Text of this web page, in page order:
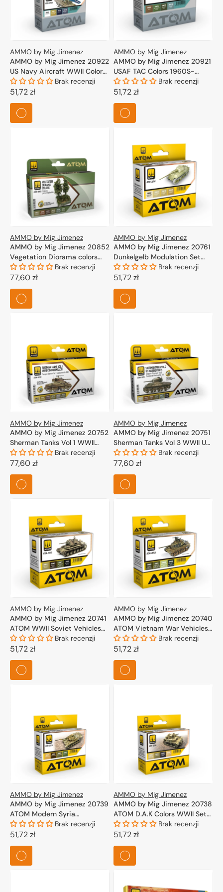
AMMO by Mig Jimenez
AMMO by Mig Jimenez 20922
US Navy Aircraft WWII Colors
Set 4x20ml
Brak recenzji
Cena
regularna
51,72 zł
AMMO by Mig Jimenez
AMMO by Mig Jimenez 20921
USAF TAC Colors 1960S-
1970S (also Vietnam Era) Set
4x20ml
Brak recenzji
Cena
regularna
51,72 zł
AMMO by Mig Jimenez
AMMO by Mig Jimenez 20852
Vegetation Diorama colors
Set 6x20ml
Brak recenzji
Cena
regularna
77,60 zł
AMMO by Mig Jimenez
AMMO by Mig Jimenez 20761
Dunkelgelb Modulation Set
4x20ml
Brak recenzji
Cena
regularna
51,72 zł
AMMO by Mig Jimenez
AMMO by Mig Jimenez 20752
Sherman Tanks Vol 1 WWII
Commonwealth Set 6x20ml
Brak recenzji
Cena
regularna
77,60 zł
AMMO by Mig Jimenez
AMMO by Mig Jimenez 20751
Sherman Tanks Vol 3 WWII US
Marine Corps Set 6x20ml
Brak recenzji
Cena
regularna
77,60 zł
AMMO by Mig Jimenez
AMMO by Mig Jimenez 20741
ATOM WWII Soviet Vehicles
Camouflage colors Set
4x20ml
Brak recenzji
Cena
regularna
51,72 zł
AMMO by Mig Jimenez
AMMO by Mig Jimenez 20740
ATOM Vietnam War Vehicles
Colors Set 4x20mlBrak recenzji
Cena
regularna
51,72 zł
AMMO by Mig Jimenez
AMMO by Mig Jimenez 20739
ATOM Modern Syria
Camouflage Colors Set
4x20ml
Brak recenzji
Cena
regularna
51,72 zł
AMMO by Mig Jimenez
AMMO by Mig Jimenez 20738
ATOM D.A.K Colors WWII Set
4x20ml
Brak recenzji
Cena
regularna
51,72 zł